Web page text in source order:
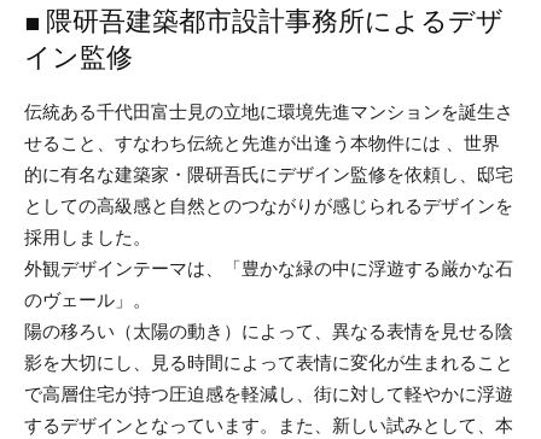
■ 隈研吾建築都市設計事務所によるデザ
イン監修
伝統ある千代田富士見の立地に環境先進マンションを誕生さ
せること、すなわち伝統と先進が出逢う本物件には 、世界
的に有名な建築家・隈研吾氏にデザイン監修を依頼し、邸宅
としての高級感と自然とのつながりが感じられるデザインを
採用しました。
外観デザインテーマは、「豊かな緑の中に浮遊する厳かな石
のヴェール」。
陽の移ろい（太陽の動き）によって、異なる表情を見せる陰
影を大切にし、見る時間によって表情に変化が生まれること
で高層住宅が持つ圧迫感を軽減し、街に対して軽やかに浮遊
するデザインとなっています。また、新しい試みとして、本